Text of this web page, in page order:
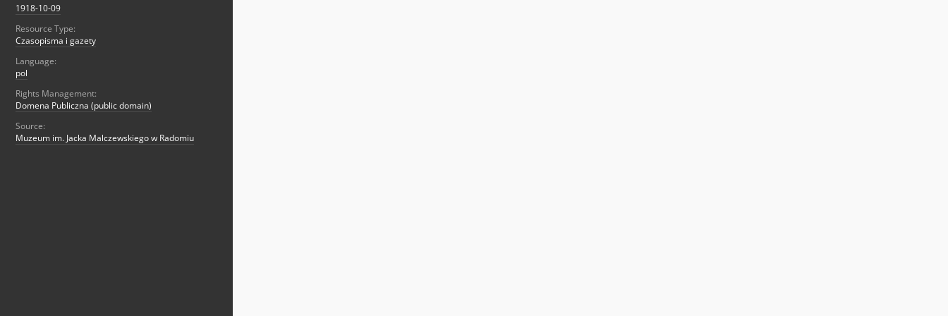
1918-10-09
Resource Type:
Czasopisma i gazety
Language:
pol
Rights Management:
Domena Publiczna (public domain)
Source:
Muzeum im. Jacka Malczewskiego w Radomiu